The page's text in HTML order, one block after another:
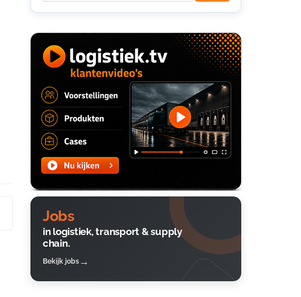
Jobs
in logistiek, transport & supply
chain.
Bekijk jobs